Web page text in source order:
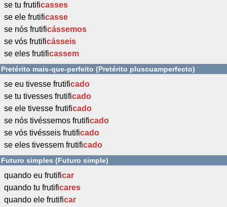
se tu frutificasses
se ele frutificasse
se nós frutificássemos
se vós frutificásseis
se eles frutificassem
Pretérito mais-que-perfeito (Pretérito pluscuamperfecto)
se eu tivesse frutificado
se tu tivesses frutificado
se ele tivesse frutificado
se nós tivéssemos frutificado
se vós tivésseis frutificado
se eles tivessem frutificado
Futuro simples (Futuro simple)
quando eu frutificar
quando tu frutificares
quando ele frutificar